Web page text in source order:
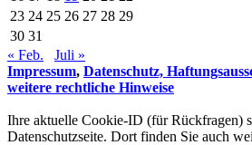
23 24 25 26 27 28 29
30 31
« Feb.
Juli »
Impressum, Datenschutz,
weitere rechtliche Hinweise
Ihre aktuelle Cookie-ID (für Rückfragen)
Datenschutzseite. Dort finden Sie auch